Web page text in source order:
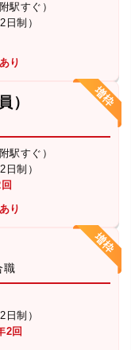
駅すぐ）
制）
り
）
駅すぐ）
制）
り
職
制）
2回